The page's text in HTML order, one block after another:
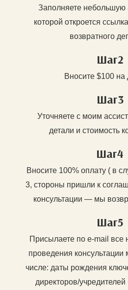
Заполняете небольшую
которой откроется
возвратного
Шаг2
Вносите $100 на
Шаг3
Уточняете с моим
детали и стоимость
Шаг4
Вносите 100% оплату ( в
3, стороны пришли к
консультации — мы
Шаг5
Присылаете по e-mail все
проведения
числе: даты рождения
директоров/